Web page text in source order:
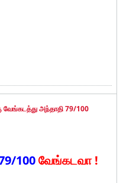
வேங்கடத்து அந்தாதி 79/100
100வேங்கடவா !